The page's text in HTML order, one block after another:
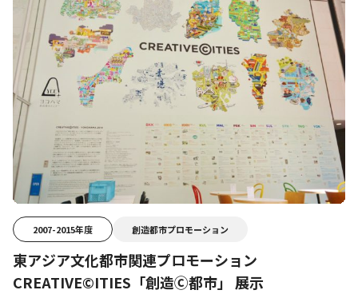
2007-2015年度 創造都市プロモーション
東アジア文化都市関連プロモーション
CREATIVE©ITIES「創造Ⓒ都市」 展示